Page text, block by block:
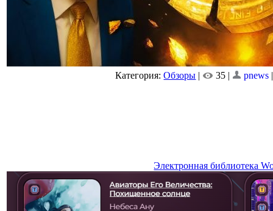
Категория:Обзоры | 35 | pnews
Электронная библиотека